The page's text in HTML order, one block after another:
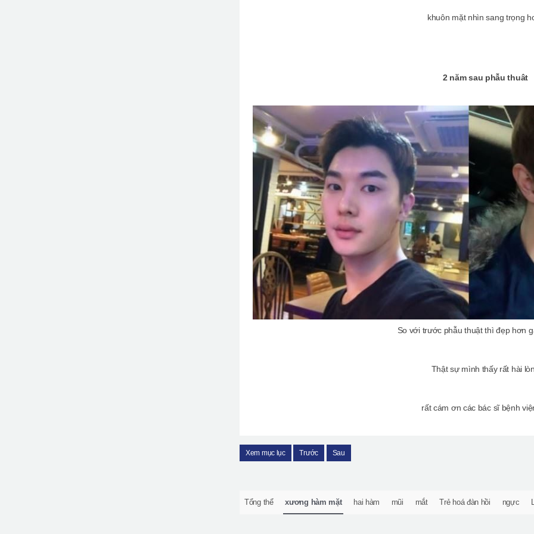
khuôn mặt nhìn sang trọng
2 năm sau phẫu thuât
So với trước phẫu thuật thì đẹp hơn
Thật sự mình thấy rất hài
rất cám ơn các bác sĩ bệnh
Xem mục lục Trước Sau
Tổng thể xương hàm mặt hai hàm mũi mắt Trẻ hoá đàn hồi ngực